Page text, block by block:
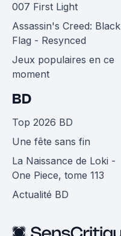
007 First Light
Assassin's Creed: Black
Flag - Resynced
Jeux populaires en ce
moment
BD
Top 2026 BD
Une fête sans fin
La Naissance de Loki -
One Piece, tome 113
Actualité BD